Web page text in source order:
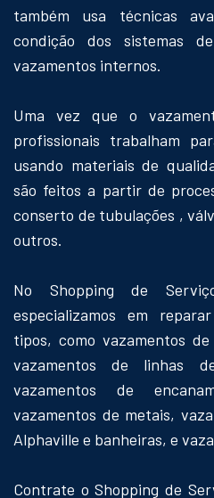
também usa técnicas
condição dos sistemas
vazamentos internos.
Uma vez que o
profissionais trabalham
usando materiais de
são feitos a partir de
conserto de tubulações ,
outros.
No Shopping de
especializamos em
tipos, como vazamentos
vazamentos de linhas
vazamentos de
vazamentos de metais,
Alphaville e banheiras, e
Contrate o Shopping de